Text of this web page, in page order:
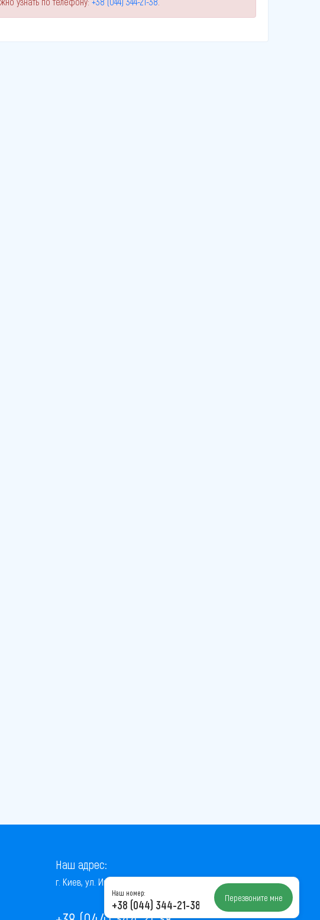
Наш адрес:
г. Киев, ул. Институтская, 22/7, оф. 41
Наш номер:
+38 (044) 344-21-38 Перезвоните мне